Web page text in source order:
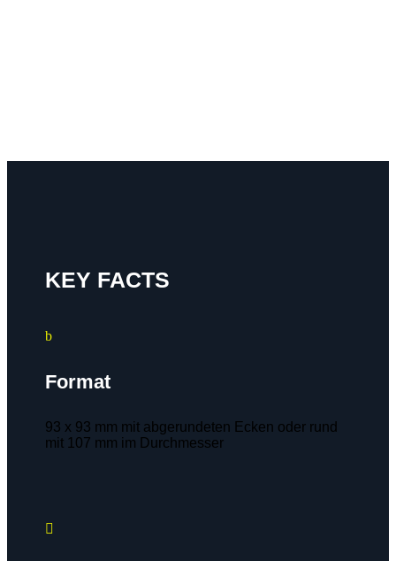
KEY FACTS
b
Format
93 x 93 mm mit abgerundeten Ecken oder rund
mit 107 mm im Durchmesser
